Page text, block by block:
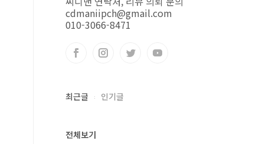
cdmaniipch@gmail.com
010-3066-8471
최근글 인기글
전체보기